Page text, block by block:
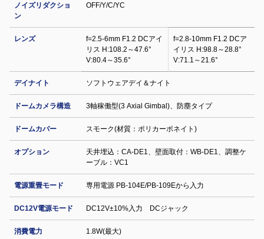
ノイズリダクショ
ン
OFF/Y/C/YC
レンズ
f=2.5-6mm F1.2 DCアイ
リス H:108.2～47.6°
V:80.4～35.6°
f=2.8-10mm F1.2 DCア
イリス H:98.8～28.8°
V:71.1～21.6°
デイナイト ソフトウェアデイ＆ナイト
ドームカメラ構造 3軸稼働型(3 Axial Gimbal)、防塵タイプ
ドームカバー スモーク(材質：ポリカーボネイト)
オプション
天井埋込：CA-DE1、壁面取付：WB-DE1、調整ケ
ーブル：VC1
電源重畳モード 専用電源 PB-104E/PB-109Eから入力
DC12V電源モード DC12V±10%入力 DCジャック
消費電力 1.8W(最大)